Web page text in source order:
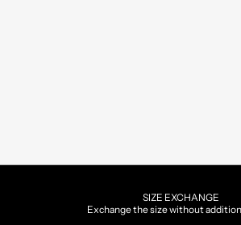
SIZE EXCHANGE
Exchange the size without